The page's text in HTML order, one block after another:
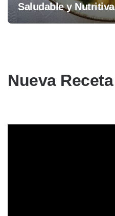
Saludable y Nutritiva
Nueva Receta